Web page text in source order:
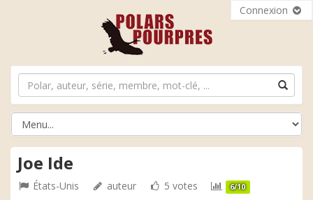
Connexion
Joe Ide
États-Unis auteur 5 votes 6/10